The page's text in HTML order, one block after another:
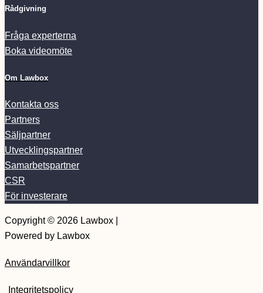
Rådgivning
Fråga experterna
Boka videomöte
Om Lawbox
Kontakta oss
Partners
Säljpartner
Utvecklingspartner
Samarbetspartner
CSR
För investerare
Copyright © 2026 Lawbox |
Powered by Lawbox
Användarvillkor
Integritetspolicy